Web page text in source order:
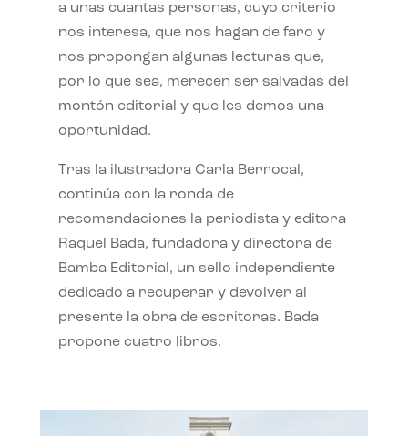
a unas cuantas personas, cuyo criterio
nos interesa, que nos hagan de faro y
nos propongan algunas lecturas que,
por lo que sea, merecen ser salvadas del
montón editorial y que les demos una
oportunidad.
Tras la ilustradora Carla Berrocal,
continúa con la ronda de
recomendaciones la periodista y editora
Raquel Bada, fundadora y directora de
Bamba Editorial, un sello independiente
dedicado a recuperar y devolver al
presente la obra de escritoras. Bada
propone cuatro libros.